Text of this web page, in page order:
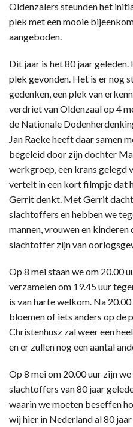
Oldenzalers steunden het
plek met een mooie
aangeboden.
Dit jaar is het 80 jaar
plek gevonden. Het is er nog
gedenken, een plek van
verdriet van Oldenzaal op 4
de Nationale
Jan Raeke heeft daar samen
begeleid door zijn dochter
werkgroep, een krans gelegd
vertelt in een kort filmpje dat
Gerrit denkt. Met Gerrit
slachtoffers en hebben we
mannen, vrouwen en
slachtoffer zijn van
Op 8 mei staan we om 20.00
verzamelen om 19.45 uur
is van harte welkom. Na
bloemen of iets anders op de
Christenhusz zal weer een
en er zullen nog een aantal
Op 8 mei om 20.00 uur zijn
slachtoffers van 80 jaar
waarin we moeten beseffen
wij hier in Nederland al 80